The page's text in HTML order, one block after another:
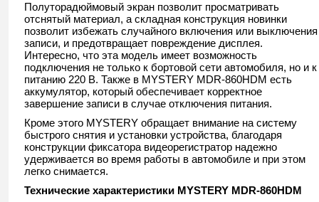
Полуторадюймовый экран позволит просматривать
отснятый материал, а складная конструкция новинки
позволит избежать случайного включения или выключения
записи, и предотвращает повреждение дисплея.
Интересно, что эта модель имеет возможность
подключения не только к бортовой сети автомобиля, но и к
питанию 220 В. Также в MYSTERY MDR-860HDM есть
аккумулятор, который обеспечивает корректное
завершение записи в случае отключения питания.
Кроме этого MYSTERY обращает внимание на систему
быстрого снятия и установки устройства, благодаря
конструкции фиксатора видеорегистратор надежно
удерживается во время работы в автомобиле и при этом
легко снимается.
Технические характеристики MYSTERY MDR-860HDM